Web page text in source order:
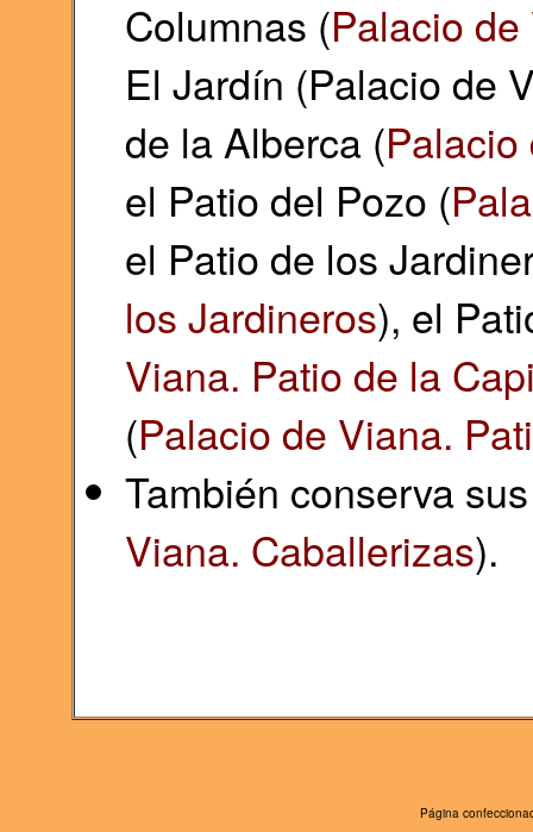
Columnas (Palacio
El Jardín (Palacio de
de la Alberca (
el Patio del Pozo (
el Patio de los
los Jardineros), el
Viana. Patio de la
(Palacio de Viana.
También conserva
Viana. Caballerizas).
Página